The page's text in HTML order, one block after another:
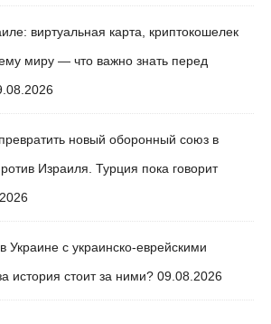
виртуальная карта, криптокошелек
миру — что важно знать перед
новый оборонный союз в
Израиля. Турция пока говорит
с украинско-еврейскими
история стоит за ними? 09.08.2026